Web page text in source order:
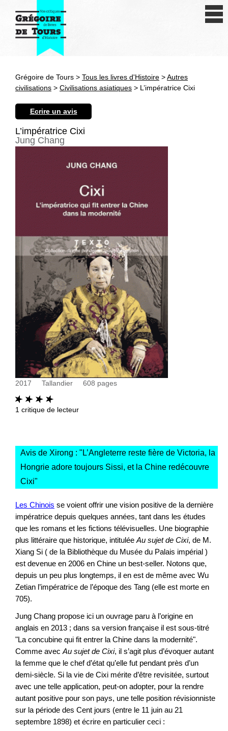
Antiquité
Autres civilisations
Thématiques
Grégoire de Tours > Tous les livres d'Histoire >Autres
civilisations > Civilisations asiatiques > L’impératrice Cixi
Ecrire un avis
L’impératrice Cixi
Jung Chang
2017 Tallandier 608 pages
1 critique de lecteur
Avis de Xirong : " L’Angleterre reste fière de Victoria, la
Hongrie adore toujours Sissi, et la Chine redécouvre
Cixi"
Les Chinois se voient offrir une vision positive de la dernière
impératrice depuis quelques années, tant dans les études
que les romans et les fictions télévisuelles. Une biographie
plus littéraire que historique, intitulée Au sujet de Cixi, de M.
Xiang Si ( de la Bibliothèque du Musée du Palais impérial )
est devenue en 2006 en Chine un best-seller. Notons que,
depuis un peu plus longtemps, il en est de même avec Wu
Zetian l’impératrice de l’époque des Tang (elle est morte en
705).
Jung Chang propose ici un ouvrage paru à l’origine en
anglais en 2013 ; dans sa version française il est sous-titré
"La concubine qui fit entrer la Chine dans la modernité".
Comme avec Au sujet de Cixi, il s’agit plus d’évoquer autant
la femme que le chef d’état qu’elle fut pendant près d’un
demi-siècle. Si la vie de Cixi mérite d’être revisitée, surtout
avec une telle application, peut-on adopter, pour la rendre
autant positive pour son pays, une telle position révisionniste
sur la période des Cent jours (entre le 11 juin au 21
septembre 1898) et écrire en particulier ceci :